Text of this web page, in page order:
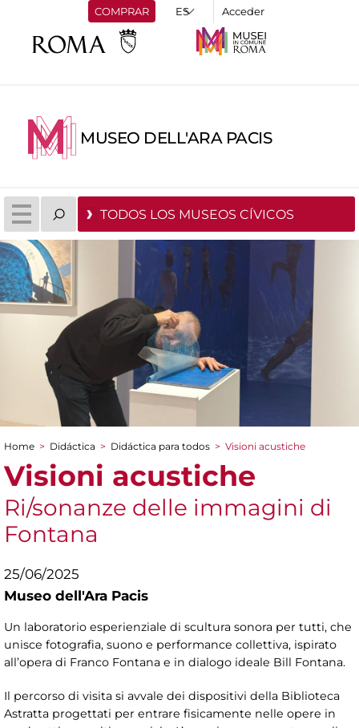
COMPRAR Acceder
MUSEO DELL'ARA PACIS
TODOS LOS MUSEOS CÍVICOS
You are here
Home > Didáctica > Didáctica para todos > Visioni acustiche
Visioni acustiche
Ri/sonanze delle immagini di
Fontana
25/06/2025
Museo dell'Ara Pacis
Un laboratorio esperienziale di scultura sonora per tutti, che
unisce fotografia, suono e performance collettiva, ispirato
all’opera di Franco Fontana e in dialogo ideale Bill Fontana.
Il percorso di visita si avvale dei dispositivi della Biblioteca
Astratta progettati per entrare fisicamente nelle opere in